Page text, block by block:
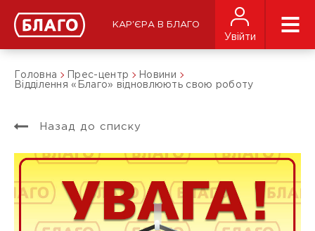
КАР'ЄРА В БЛАГО
Увійти
Головна Прес-центр
Новини
Відділення «Благо» відновлюють свою роботу
Назад до списку